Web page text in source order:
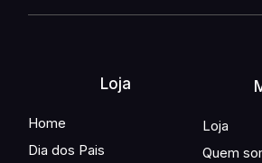
Loja
Home
Dia dos Pais
Loja
Quem